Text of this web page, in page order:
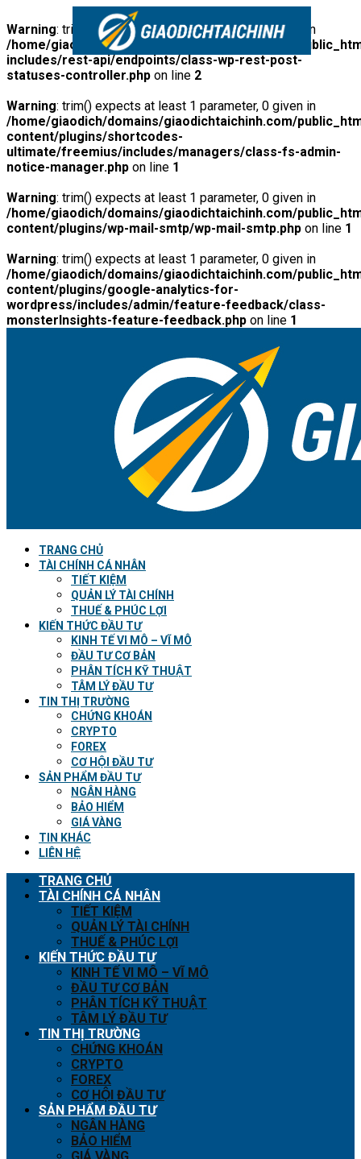
Warning: trim() expects at least 1 parameter, 0 given in
/home/giaodich/domains/giaodichtaichinh.com/
includes/rest-api/endpoints/class-wp-rest-post-
statuses-controller.php on line 2
Warning: trim() expects at least 1 parameter, 0 given in
/home/giaodich/domains/giaodichtaichinh.com/
content/plugins/shortcodes-
ultimate/freemius/includes/managers/class-fs-admin-
notice-manager.php on line 1
Warning: trim() expects at least 1 parameter, 0 given in
/home/giaodich/domains/giaodichtaichinh.com/
content/plugins/wp-mail-smtp/wp-mail-smtp.php on line 1
Warning: trim() expects at least 1 parameter, 0 given in
/home/giaodich/domains/giaodichtaichinh.com/
content/plugins/google-analytics-for-
wordpress/includes/admin/feature-feedback/class-
monsterInsights-feature-feedback.php on line 1
TRANG CHỦ
TÀI CHÍNH CÁ NHÂN
TIẾT KIỆM
QUẢN LÝ TÀI CHÍNH
THUẾ & PHÚC LỢI
KIẾN THỨC ĐẦU TƯ
KINH TẾ VI MÔ – VĨ MÔ
ĐẦU TƯ CƠ BẢN
PHÂN TÍCH KỸ THUẬT
TÂM LÝ ĐẦU TƯ
TIN THỊ TRƯỜNG
CHỨNG KHOÁN
CRYPTO
FOREX
CƠ HỘI ĐẦU TƯ
SẢN PHẨM ĐẦU TƯ
NGÂN HÀNG
BẢO HIỂM
GIÁ VÀNG
TIN KHÁC
LIÊN HỆ
TRANG CHỦ
TÀI CHÍNH CÁ NHÂN
TIẾT KIỆM
QUẢN LÝ TÀI CHÍNH
THUẾ & PHÚC LỢI
KIẾN THỨC ĐẦU TƯ
KINH TẾ VI MÔ – VĨ MÔ
ĐẦU TƯ CƠ BẢN
PHÂN TÍCH KỸ THUẬT
TÂM LÝ ĐẦU TƯ
TIN THỊ TRƯỜNG
CHỨNG KHOÁN
CRYPTO
FOREX
CƠ HỘI ĐẦU TƯ
SẢN PHẨM ĐẦU TƯ
NGÂN HÀNG
BẢO HIỂM